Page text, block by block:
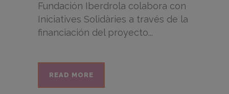
Fundación Iberdrola colabora con
Iniciatives Solidàries a través de la
financiación del proyecto...
READ MORE